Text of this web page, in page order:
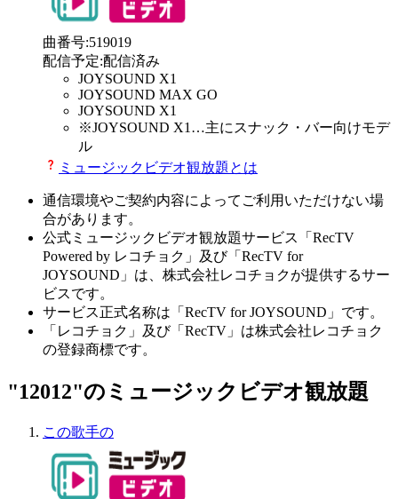
曲番号:519019
配信予定:配信済み
JOYSOUND X1
JOYSOUND MAX GO
JOYSOUND X1
※JOYSOUND X1 …主にスナック・バー向けモデ
ル
ミュージックビデオ観放題とは
通信環境やご契約内容によってご利用いただけない場
合があります。
公式ミュージックビデオ観放題サービス「RecTV
Powered by レコチョク」及び「RecTV for
JOYSOUND」は、株式会社レコチョクが提供するサー
ビスです。
サービス正式名称は「RecTV for JOYSOUND」です。
「レコチョク」及び「RecTV」は株式会社レコチョク
の登録商標です。
"12012"のミュージックビデオ観放題
この歌手の